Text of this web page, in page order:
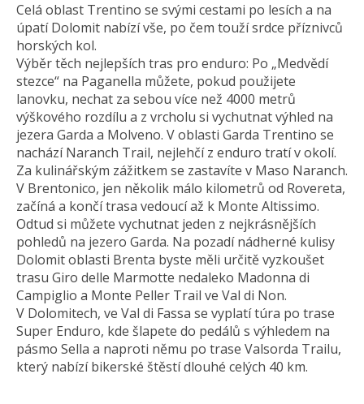
Celá oblast Trentino se svými cestami po lesích a na
úpatí Dolomit nabízí vše, po čem touží srdce příznivců
horských kol.
Výběr těch nejlepších tras pro enduro: Po „Medvědí
stezce“ na Paganella můžete, pokud použijete
lanovku, nechat za sebou více než 4000 metrů
výškového rozdílu a z vrcholu si vychutnat výhled na
jezera Garda a Molveno. V oblasti Garda Trentino se
nachází Naranch Trail, nejlehčí z enduro tratí v okolí.
Za kulinářským zážitkem se zastavíte v Maso Naranch.
V Brentonico, jen několik málo kilometrů od Rovereta,
začíná a končí trasa vedoucí až k Monte Altissimo.
Odtud si můžete vychutnat jeden z nejkrásnějších
pohledů na jezero Garda. Na pozadí nádherné kulisy
Dolomit oblasti Brenta byste měli určitě vyzkoušet
trasu Giro delle Marmotte nedaleko Madonna di
Campiglio a Monte Peller Trail ve Val di Non.
V Dolomitech, ve Val di Fassa se vyplatí túra po trase
Super Enduro, kde šlapete do pedálů s výhledem na
pásmo Sella a naproti němu po trase Valsorda Trailu,
který nabízí bikerské štěstí dlouhé celých 40 km.